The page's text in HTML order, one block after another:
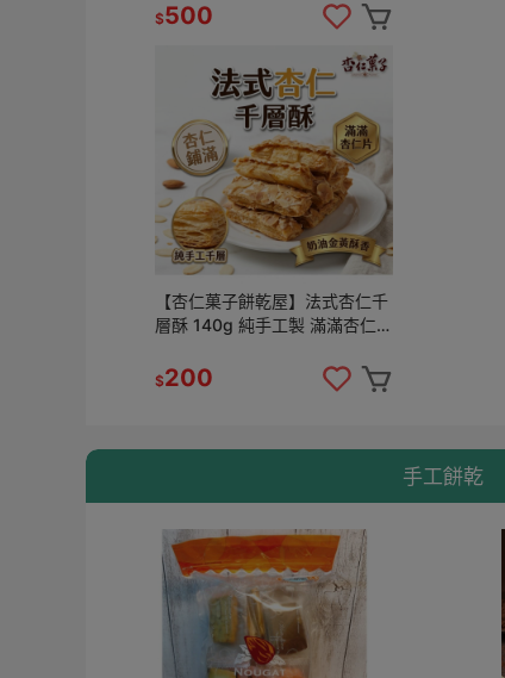
$500
【杏仁菓子餅乾屋】法式杏仁千
層酥 140g 純手工製 滿滿杏仁片
$200
手工餅乾